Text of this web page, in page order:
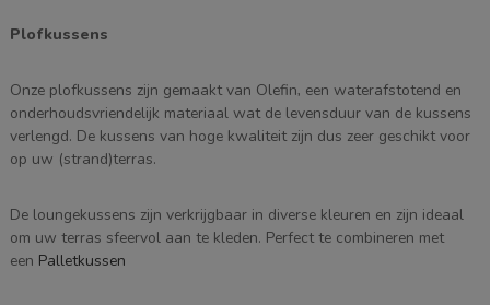
€ 39,95.
Plofkussens
Onze plofkussens zijn gemaakt van Olefin, een waterafstotend en
onderhoudsvriendelijk materiaal wat de levensduur van de kussens
verlengd. De kussens van hoge kwaliteit zijn dus zeer geschikt voor
op uw (strand)terras.
De loungekussens zijn verkrijgbaar in diverse kleuren en zijn ideaal
om uw terras sfeervol aan te kleden. Perfect te combineren met
een Palletkussen